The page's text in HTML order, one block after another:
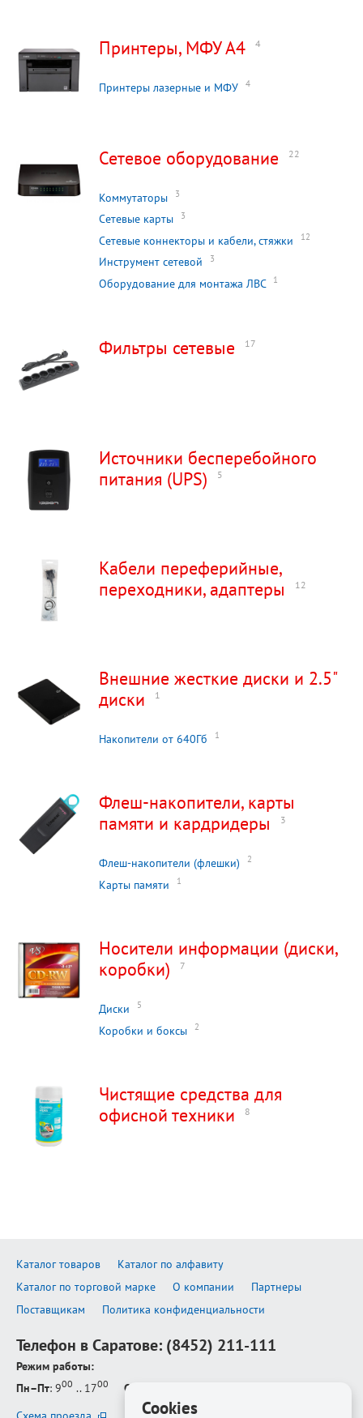
Принтеры, МФУ А4 4
Принтеры лазерные и МФУ 4
Сетевое оборудование 22
Коммутаторы 3
Сетевые карты 3
Сетевые коннекторы и кабели, стяжки 12
Инструмент сетевой 3
Оборудование для монтажа ЛВС 1
Фильтры сетевые 17
Источники бесперебойного
питания (UPS)
5
Кабели переферийные,
переходники, адаптеры
12
Внешние жесткие диски и 2.5"
диски
1
Накопители от 640Гб 1
Флеш-накопители, карты
памяти и кардридеры
3
Флеш-накопители (флешки) 2
Карты памяти 1
Носители информации (диски,
коробки)
7
Диски 5
Коробки и боксы 2
Чистящие средства для
офисной техники
8
Каталог товаров
Каталог по алфавиту
Каталог по торговой марке
О компании
Партнеры
Поставщикам
Политика конфиденциальности
Телефон в Саратове: (8452) 211-111
Режим работы:
Пн–Пт: 900 .. 1700 Сб–Вс
Cookies